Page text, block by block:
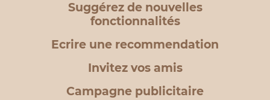
Suggérez de nouvelles
fonctionnalités
Ecrire une recommendation
Invitez vos amis
Campagne publicitaire